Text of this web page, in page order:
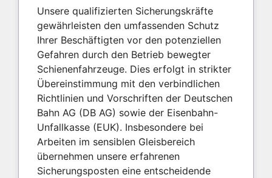
Unsere qualifizierten Sicherungskräfte
gewährleisten den umfassenden Schutz
Ihrer Beschäftigten vor den potenziellen
Gefahren durch den Betrieb bewegter
Schienenfahrzeuge. Dies erfolgt in strikter
Übereinstimmung mit den verbindlichen
Richtlinien und Vorschriften der Deutschen
Bahn AG (DB AG) sowie der Eisenbahn-
Unfallkasse (EUK). Insbesondere bei
Arbeiten im sensiblen Gleisbereich
übernehmen unsere erfahrenen
Sicherungsposten eine entscheidende